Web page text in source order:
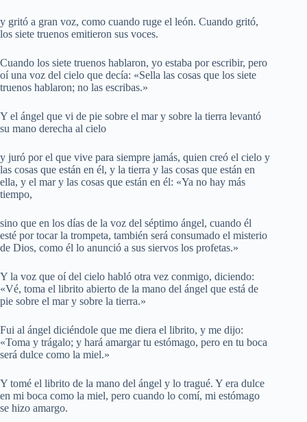
y gritó a gran voz, como cuando ruge el león. Cuando gritó,
los siete truenos emitieron sus voces.
Cuando los siete truenos hablaron, yo estaba por escribir, pero
oí una voz del cielo que decía: «Sella las cosas que los siete
truenos hablaron; no las escribas.»
Y el ángel que vi de pie sobre el mar y sobre la tierra levantó
su mano derecha al cielo
y juró por el que vive para siempre jamás, quien creó el cielo y
las cosas que están en él, y la tierra y las cosas que están en
ella, y el mar y las cosas que están en él: «Ya no hay más
tiempo,
sino que en los días de la voz del séptimo ángel, cuando él
esté por tocar la trompeta, también será consumado el misterio
de Dios, como él lo anunció a sus siervos los profetas.»
Y la voz que oí del cielo habló otra vez conmigo, diciendo:
«Vé, toma el librito abierto de la mano del ángel que está de
pie sobre el mar y sobre la tierra.»
Fui al ángel diciéndole que me diera el librito, y me dijo:
«Toma y trágalo; y hará amargar tu estómago, pero en tu boca
será dulce como la miel.»
Y tomé el librito de la mano del ángel y lo tragué. Y era dulce
en mi boca como la miel, pero cuando lo comí, mi estómago
se hizo amargo.